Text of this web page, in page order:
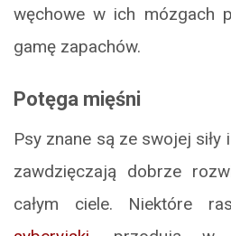
węchowe w ich mózgach
gamę zapachów.
Potęga mięśni
Psy znane są ze swojej siły
zawdzięczają dobrze
całym ciele. Niektóre